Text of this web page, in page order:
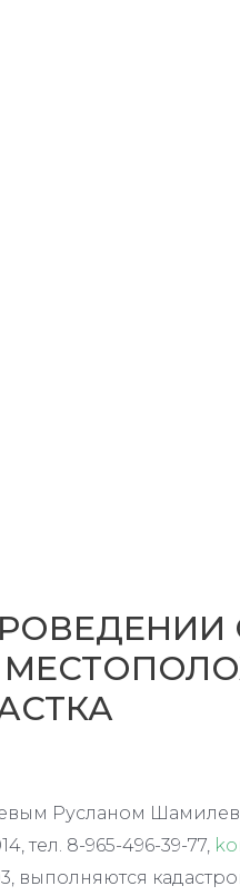
Русланом
тел. 8-965-496-39-77,
выполняются